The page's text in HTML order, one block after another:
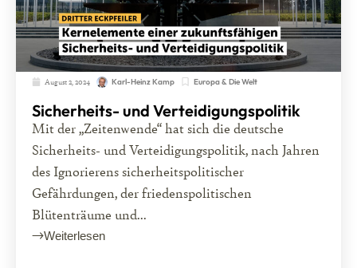
August 2, 2024 Karl-Heinz Kamp Europa & Die Welt
Sicherheits- und Verteidigungspolitik
Mit der „Zeitenwende“ hat sich die deutsche
Sicherheits- und Verteidigungspolitik, nach Jahren
des Ignorierens sicherheitspolitischer
Gefährdungen, der friedenspolitischen
Blütenträume und...
Weiterlesen